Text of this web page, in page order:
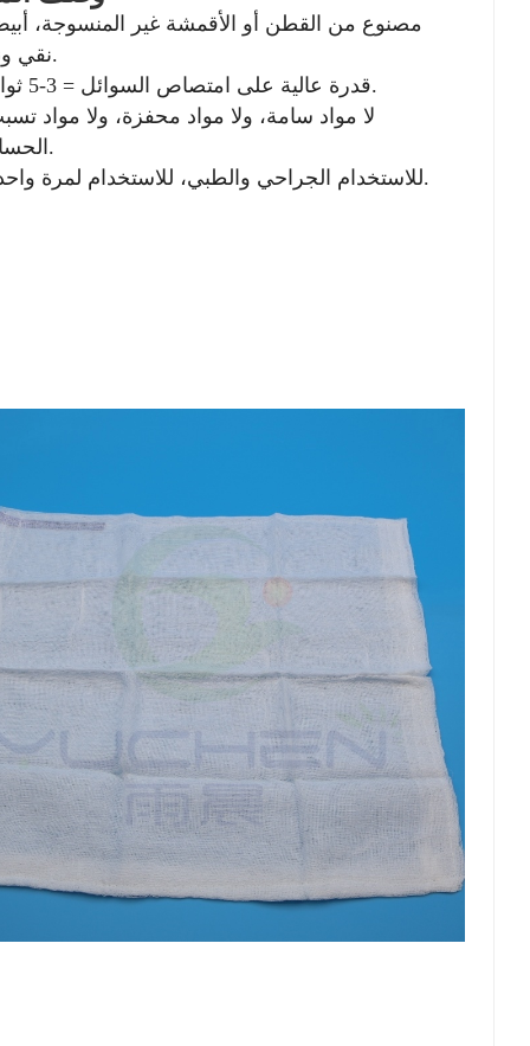
نقي وناعم.
2. قدرة عالية على امتصاص السوائل = 3-5 ثوانٍ.
الحساسية.
4. للاستخدام الجراحي والطبي، للاستخدام لمرة واحدة.